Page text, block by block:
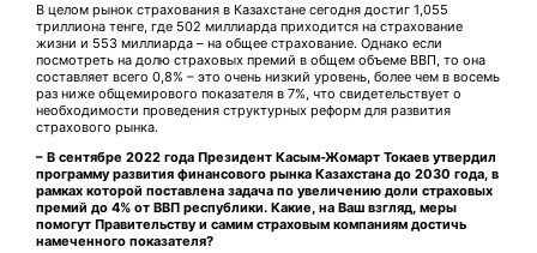
В целом рынок страхования в Казахстане сегодня дос­тиг 1,055
триллиона тенге, где 502 миллиарда приходится на страхование
жизни и 553 миллиарда – на общее страхование. Однако если
посмотреть на долю страховых премий в общем объе­ме ВВП, то она
составляет всего 0,8% – это очень низкий уровень, более чем в восемь
раз ниже общемирового показателя в 7%, что свидетельствует о
необходимости проведения структурных реформ для развития
страхового рынка.
– В сентябре 2022 года Президент Касым-Жомарт Токаев утвердил
программу развития финансового рынка Казахстана до 2030 года, в
рамках которой поставлена задача по увеличению доли страховых
премий до 4% от ВВП республики. Какие, на Ваш взгляд, меры
помогут Правительству и самим страховым компаниям достичь
намеченного показателя?